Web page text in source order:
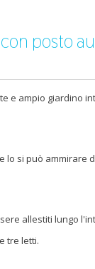
posto
e ampio giardino
lo si può ammirare
allestiti lungo
tre letti.